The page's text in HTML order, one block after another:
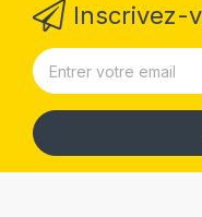
Inscrivez-